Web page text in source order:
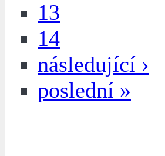
13
14
následující ›
poslední »